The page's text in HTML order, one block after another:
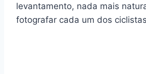
levantamento, nada mais
fotografar cada um dos